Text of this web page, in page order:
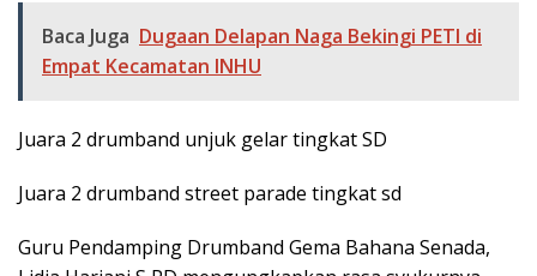
Baca Juga Dugaan Delapan Naga Bekingi PETI di
Empat Kecamatan INHU
Juara 2 drumband unjuk gelar tingkat SD
Juara 2 drumband street parade tingkat sd
Guru Pendamping Drumband Gema Bahana Senada,